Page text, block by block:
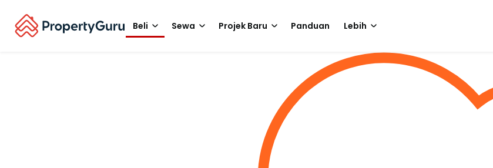
Beli Sewa Projek Baru Panduan Lebih